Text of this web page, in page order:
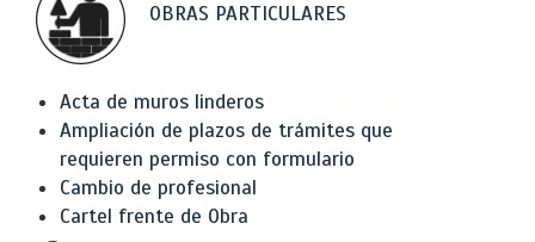
OBRAS PARTICULARES
Acta de muros linderos
Ampliación de plazos de trámites que
requieren permiso con formulario
Cambio de profesional
Cartel frente de Obra